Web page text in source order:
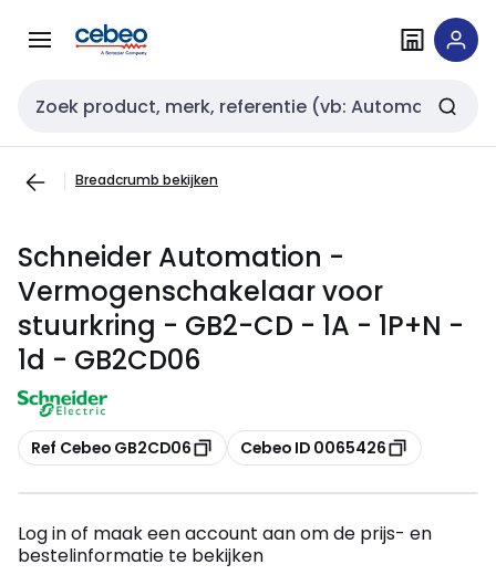
naar
naar
Zoekveld invoer
Breadcrumb bekijken
Schneider Automation -
Vermogenschakelaar voor
stuurkring - GB2-CD - 1A - 1P+N -
1d - GB2CD06
Kopiëren
Ref Cebeo GB2CD06 Kopiëren
Cebeo ID 0065426
Log in of maak een account aan om de prijs- en
bestelinformatie te bekijken